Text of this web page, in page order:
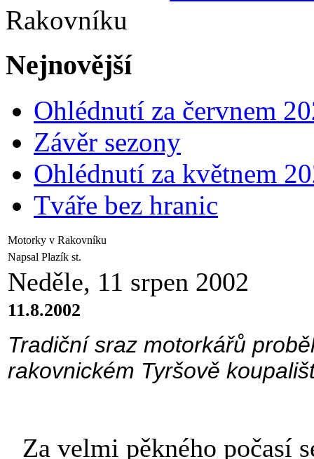
Rakovníku
Nejnovější
Ohlédnutí za červnem
Závěr sezony
Ohlédnutí za květnem
Tváře bez hranic
Motorky v Rakovníku
Napsal Plazík st.
Neděle, 11 srpen 2002
11.8.2002
Tradiční sraz motorkářů
rakovnickém Tyršově
Za velmi pěkného počasí